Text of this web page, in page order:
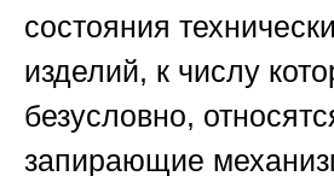
состояния
изделий, к числу
безусловно,
запирающие